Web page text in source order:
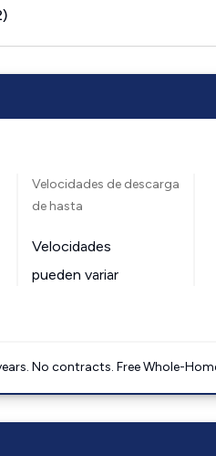
Velocidades de descarga
de hasta
Velocidades
pueden variar
No contracts. Free Whole-